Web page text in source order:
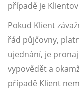
případě je
Pokud Klient
řád půjčovny,
ujednání, je
vypovědět a
případě Klient